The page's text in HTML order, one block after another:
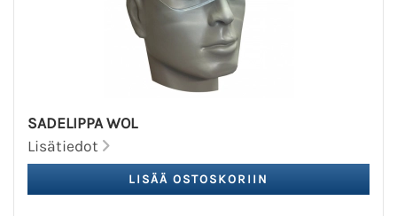
SADELIPPA WOL
Lisätiedot